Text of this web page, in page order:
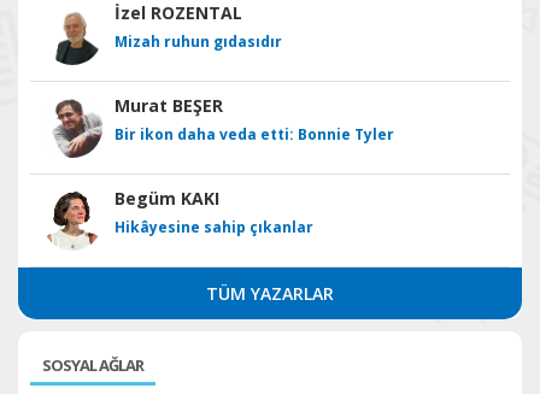
İzel ROZENTAL
Mizah ruhun gıdasıdır
Murat BEŞER
Bir ikon daha veda etti: Bonnie Tyler
Begüm KAKI
Hikâyesine sahip çıkanlar
TÜM YAZARLAR
SOSYAL AĞLAR